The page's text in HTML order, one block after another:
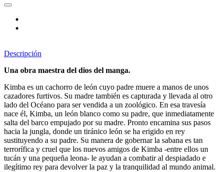
Descripción
Una obra maestra del dios del manga.
Kimba es un cachorro de león cuyo padre muere a manos de unos
cazadores furtivos. Su madre también es capturada y llevada al otro
lado del Océano para ser vendida a un zoológico. En esa travesía
nace él, Kimba, un león blanco como su padre, que inmediatamente
salta del barco empujado por su madre. Pronto encamina sus pasos
hacia la jungla, donde un tiránico león se ha erigido en rey
sustituyendo a su padre. Su manera de gobernar la sabana es tan
terrorífica y cruel que los nuevos amigos de Kimba -entre ellos un
tucán y una pequeña leona- le ayudan a combatir al despiadado e
ilegítimo rey para devolver la paz y la tranquilidad al mundo animal.